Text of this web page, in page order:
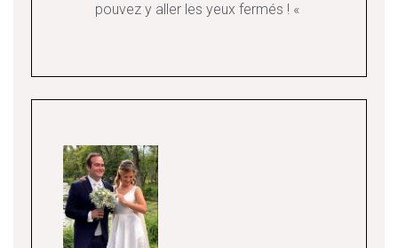
pouvez y aller les yeux fermés ! «